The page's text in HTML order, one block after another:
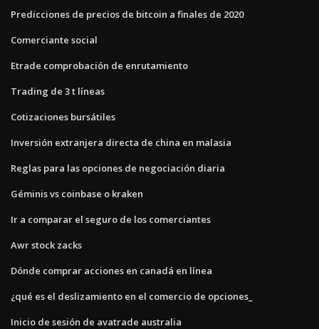
Predicciones de precios de bitcoin a finales de 2020
Comerciante social
Etrade comprobación de enrutamiento
Trading de 3 t líneas
Cotizaciones bursátiles
Inversión extranjera directa de china en malasia
Reglas para las opciones de negociación diaria
Géminis vs coinbase o kraken
Ir a comparar el seguro de los comerciantes
Awr stock zacks
Dónde comprar acciones en canadá en línea
¿qué es el deslizamiento en el comercio de opciones_
Inicio de sesión de avatrade australia